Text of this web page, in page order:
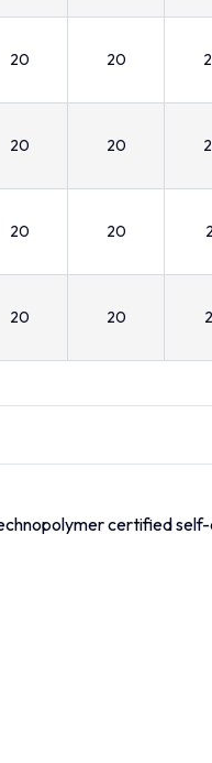
20 20
20 20
20 20
20 20
certified